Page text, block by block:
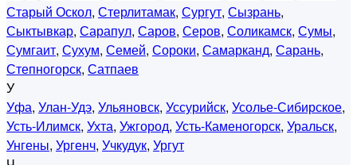
Старый Оскол, Стерлитамак, Сургут, Сызрань,
Сыктывкар, Сарапул, Саров, Серов, Соликамск, Сумы,
Сумгаит, Сухум, Семей, Сороки, Самарканд, Сарань,
Степногорск, Сатпаев
У
Уфа, Улан-Удэ, Ульяновск, Уссурийск, Усолье-Сибирское,
Усть-Илимск, Ухта, Ужгород, Усть-Каменогорск, Уральск,
Унгены, Ургенч, Учкудук, Ургут